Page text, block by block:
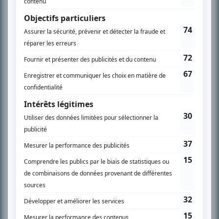
SUR LE RÉSEAU BIZZ MÉDIA
PLAN DU SITE
Accueil
Liste des oeuvres
Liste des comédiens
Recherche avancée
À propos
Nous contacter
Termes et conditions
Gestion du consentement